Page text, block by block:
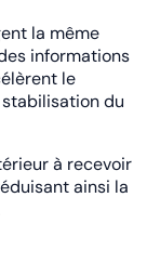
la même
informations
le
du
à recevoir
ainsi la